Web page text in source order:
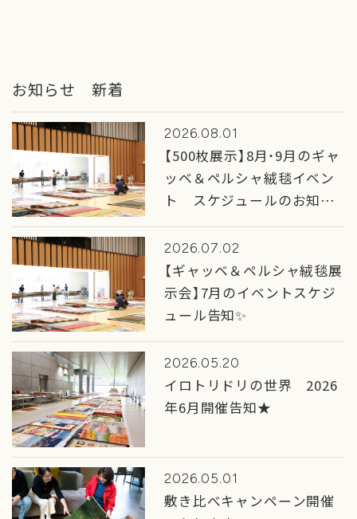
お知らせ 新着
2026.08.01
【500枚展示】8月・9月のギャ
ッベ＆ペルシャ絨毯イベン
ト スケジュールのお知ら
せ
2026.07.02
【ギャッベ＆ペルシャ絨毯展
示会】7月のイベントスケジ
ュール告知✨
2026.05.20
イロトリドリの世界 2026
年6月開催告知★
2026.05.01
敷き比べキャンペーン開催